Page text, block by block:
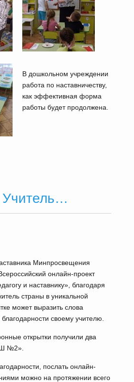
В дошкольном учреждении
работа по наставничеству,
как эффективная форма
работы будет продолжена.
Минпросвещения
онлайн-проект
и наставнику», благодаря
страны в уникальной
может выразить слова
своему учителю.
открытки получили два
№2».
послать онлайн-
можно на протяжении всего